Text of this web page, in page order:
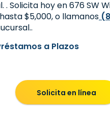
. Solicita hoy en 676 SW
$5,000, o llamanos
a Plazos
Solicita en línea